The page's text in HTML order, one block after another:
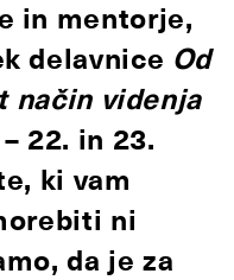
in mentorje,
delavnice Od
način videnja
22. in 23.
ki vam
ni
da je za